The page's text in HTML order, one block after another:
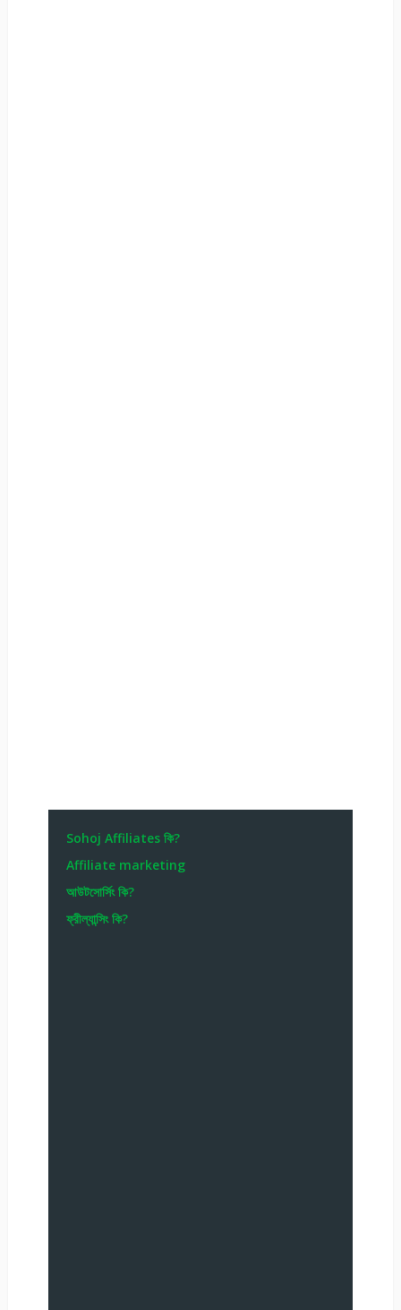
Sohoj Affiliates কি?
Affiliate marketing
আউটসোর্সিং কি?
ফ্রীল্যান্সিং কি?